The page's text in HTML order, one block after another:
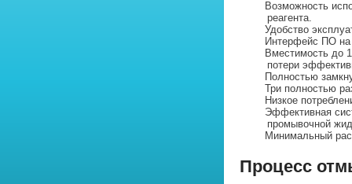
Возможность
реагента.
Удобство
Интерфейс ПО на
Вместимость до
потери
Полностью
Три полностью
Низкое
Эффективная
промывочной
Минимальный
Процесс